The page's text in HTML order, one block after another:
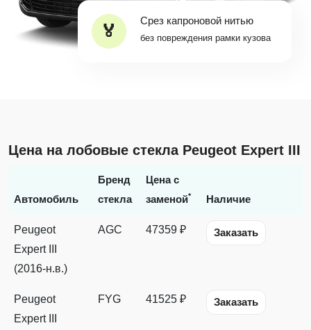
Срез капроновой нитью
без повреждения рамки кузова
Цена на лобовые стекла Peugeot Expert III
Автомобиль
Бренд
стекла
Цена с
заменой* Наличие
Peugeot
Expert III
(2016-н.в.)
AGC 47359 ₽ Заказать
Peugeot
Expert III
FYG 41525 ₽ Заказать